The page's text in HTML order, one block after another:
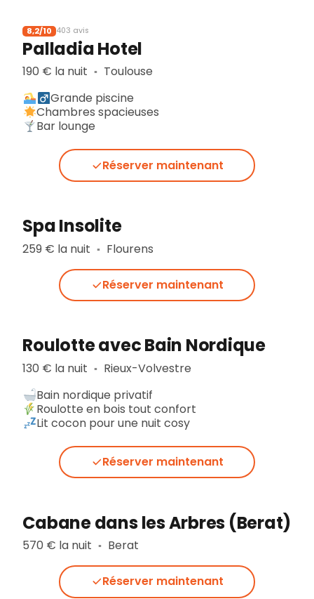
8,2/10 403 avis
Palladia Hotel
190 € la nuit ▪︎ Toulouse
Grande piscine
Chambres spacieuses
Bar lounge
Réserver maintenant
Spa Insolite
259 € la nuit ▪︎ Flourens
Réserver maintenant
Roulotte avec Bain Nordique
130 € la nuit ▪︎ Rieux-Volvestre
Bain nordique privatif
Roulotte en bois tout confort
Lit cocon pour une nuit cosy
Réserver maintenant
Cabane dans les Arbres (Berat)
570 € la nuit ▪︎ Berat
Réserver maintenant